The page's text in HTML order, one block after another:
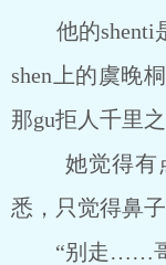
他的shenti是
shen上的虞晚
那gu拒人千里
她觉得有点
悉，只觉得鼻
“别走……